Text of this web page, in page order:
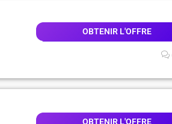
OBTENIR L'OFFRE
OBTENIR L'OFFRE